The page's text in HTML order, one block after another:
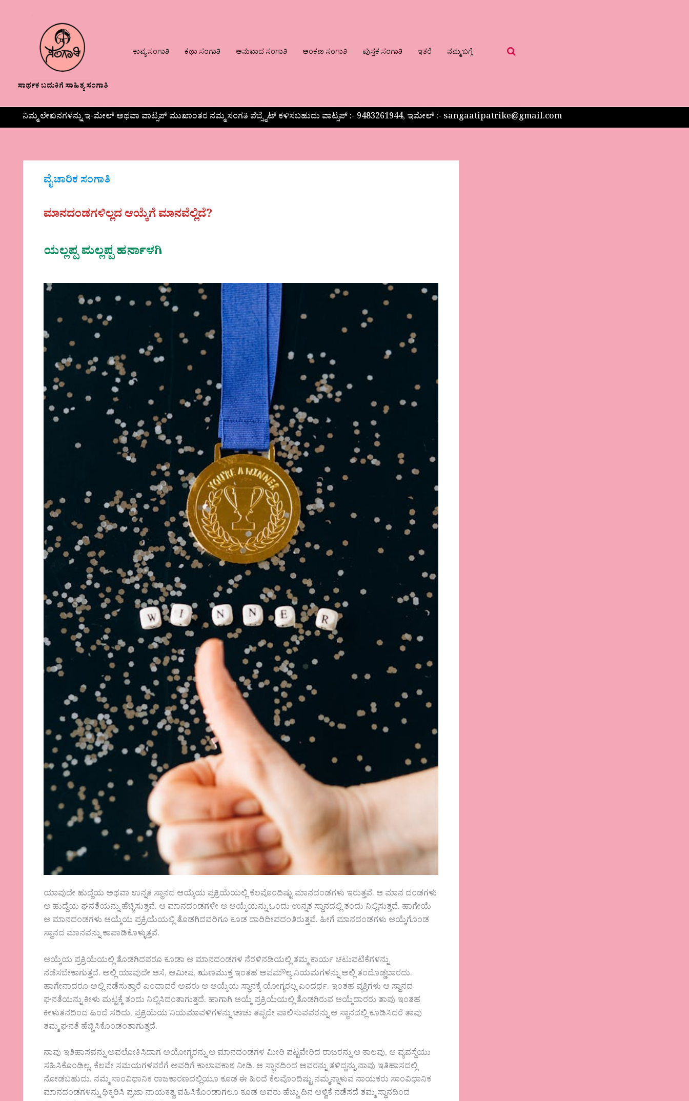
ಸಾರ್ಥಕ ಬದುಕಿಗೆ ಸಾಹಿತ್ಯ ಸಂಗಾತಿ
ಕಾವ್ಯ ಸಂಗಾತಿ ಕಥಾ ಸಂಗಾತಿ ಅನುವಾದ ಸಂಗಾತಿ ಅಂಕಣ ಸಂಗಾತಿ ಪುಸ್ತಕ ಸಂಗಾತಿ ಇತರೆ ನಮ್ಮ ಬಗ್ಗೆ
ನಿಮ್ಮ ಲೇಖನಗಳನ್ನು ಇ-ಮೇಲ್ ಅಥವಾ ವಾಟ್ಸಪ್ ಮುಖಾಂತರ ನಮ್ಮ ಸಂಗತಿ ವೆಬ್ಸೈಟ್ ಕಳಿಸಬಹುದು ವಾಟ್ಸಪ್‌ :- 9483261944, ಇಮೇಲ್ :- sangaatipatrike@gmail.com
ವೈಚಾರಿಕ ಸಂಗಾತಿ
ಮಾನದಂಡಗಳಿಲ್ಲದ ಆಯ್ಕೆಗೆ ಮಾನವೆಲ್ಲಿದೆ?
ಯಲ್ಲಪ್ಪ ಮಲ್ಲಪ್ಪ ಹರ್ನಾಳಗಿ
ಯಾವುದೇ ಹುದ್ದೆಯ ಅಥವಾ ಉನ್ನತ ಸ್ಥಾನದ ಆಯ್ಕೆಯ ಪ್ರಕ್ರಿಯೆಯಲ್ಲಿ ಕೆಲವೊಂದಿಷ್ಟು ಮಾನದಂಡಗಳು ಇರುತ್ತವೆ. ಆ ಮಾನ ದಂಡಗಳು
ಆ ಹುದ್ದೆಯ ಘನತೆಯನ್ನು ಹೆಚ್ಚಿಸುತ್ತವೆ. ಆ ಮಾನದಂಡಗಳೇ ಆ ಆಯ್ಕೆಯನ್ನು ಒಂದು ಉನ್ನತ ಸ್ಥಾನದಲ್ಲಿ ತಂದು ನಿಲ್ಲಿಸುತ್ತದೆ. ಹಾಗೇಯೆ
ಆ ಮಾನದಂಡಗಳು ಆಯ್ಕೆಯ ಪ್ರಕ್ರಿಯೆಯಲ್ಲಿ ತೊಡಗಿದವರಿಗೂ ಕೂಡ ದಾರಿದೀಪದಂತಿರುತ್ತವೆ. ಹೀಗೆ ಮಾನದಂಡಗಳು ಆಯ್ಕೆಗೊಂಡ
ಸ್ಥಾನದ ಮಾನವನ್ನು ಕಾಪಾಡಿಕೊಳ್ಳುತ್ತವೆ.
ಆಯ್ಕೆಯ ಪ್ರಕ್ರಿಯೆಯಲ್ಲಿ ತೊಡಗಿದವರೂ ಕೂಡಾ ಆ ಮಾನದಂಡಗಳ ನೆರಳಿನಡಿಯಲ್ಲಿ ತಮ್ಮ ಕಾರ್ಯ ಚಟುವಟಿಕೆಗಳನ್ನು
ನಡೆಸಬೇಕಾಗುತ್ತದೆ. ಅಲ್ಲಿ ಯಾವುದೇ ಆಸೆ, ಆಮೀಷ, ಋಣಮುಕ್ತ ಇಂತಹ ಅಪಮೌಲ್ಯ ನಿಯಮಗಳನ್ನು ಅಲ್ಲಿ ತಂದೊಡ್ಡಬಾರದು.
ಹಾಗೇನಾದರೂ ಅಲ್ಲಿ ನಡೆಸುತ್ತಾರೆ ಎಂದಾದರೆ ಅವರು ಆ ಆಯ್ಕೆಯ ಸ್ಥಾನಕ್ಕೆ ಯೋಗ್ಯರಲ್ಲ ಎಂದರ್ಥ. ಇಂತಹ ವ್ಯಕ್ತಿಗಳು ಆ ಸ್ಥಾನದ
ಘನತೆಯನ್ನು ಕೀಳು ಮಟ್ಟಕ್ಕೆ ತಂದು ನಿಲ್ಲಿಸಿದಂತಾಗುತ್ತದೆ. ಹಾಗಾಗಿ ಆಯ್ಕೆ ಪ್ರಕ್ರಿಯೆಯಲ್ಲಿ ತೊಡಗಿರುವ ಆಯ್ಕೆದಾರರು ತಾವು ಇಂತಹ
ಕೀಳುತನದಿಂದ ಹಿಂದೆ ಸರಿದು, ಪ್ರಕ್ರಿಯೆಯ ನಿಯಮಾವಳಿಗಳನ್ನು ಚಾಚು ತಪ್ಪದೇ ಪಾಲಿಸುವವರನ್ನು ಆ ಸ್ಥಾನದಲ್ಲಿ ಕೂಡಿಸಿದರೆ ತಾವು
ತಮ್ಮ ಘನತೆ ಹೆಚ್ಚಿಸಿಕೊಂಡಂತಾಗುತ್ತದೆ.
ನಾವು ಇತಿಹಾಸವನ್ನು ಅವಲೋಕಿಸಿದಾಗ ಅಯೋಗ್ಯರನ್ನು ಆ ಮಾನದಂಡಗಳ ಮೀರಿ ಪಟ್ಟವೇರಿದ ರಾಜರನ್ನು ಆ ಕಾಲವು, ಆ ವ್ಯವಸ್ಥೆಯು
ಸಹಿಸಿಕೊಂಡಿಲ್ಲ. ಕೆಲವೇ ಸಮಯಗಳವರೆಗೆ ಅವರಿಗೆ ಕಾಲಾವಕಾಶ ನೀಡಿ. ಆ ಸ್ಥಾನದಿಂದ ಅವರನ್ನು ತಳಿದ್ದನ್ನು ನಾವು ಇತಿಹಾಸದಲ್ಲಿ
ನೋಡಬಹುದು. ನಮ್ಮ ಸಾಂವಿಧಾನಿಕ ರಾಜಕಾರಣದಲ್ಲಿಯೂ ಕೂಡ ಈ ಹಿಂದೆ ಕೆಲವೊಂದಿಷ್ಟು ನಮ್ಮನ್ನಾಳುವ ನಾಯಕರು ಸಾಂವಿಧಾನಿಕ
ಮಾನದಂಡಗಳನ್ನು ಧಿಕ್ಕರಿಸಿ ಪ್ರಜಾ ನಾಯಕತ್ವ ವಹಿಸಿಕೊಂಡಾಗಲೂ ಕೂಡ ಅವರು ಹೆಚ್ಚು ದಿನ ಆಳ್ವಿಕೆ ನಡೆಸದೆ ತಮ್ಮ ಸ್ಥಾನದಿಂದ